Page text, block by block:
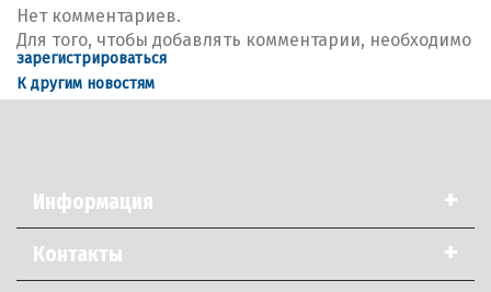
Нет комментариев.
Для того, чтобы добавлять комментарии, необходимо
зарегистрироваться
К другим новостям
Информация +
Контакты
+